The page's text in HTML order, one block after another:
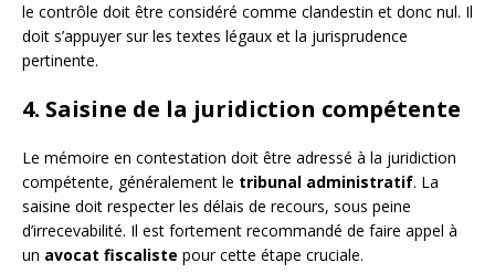
le contrôle doit être considéré comme clandestin et donc nul. Il
doit s’appuyer sur les textes légaux et la jurisprudence
pertinente.
4. Saisine de la juridiction compétente
Le mémoire en contestation doit être adressé à la juridiction
compétente, généralement le tribunal administratif. La
saisine doit respecter les délais de recours, sous peine
d’irrecevabilité. Il est fortement recommandé de faire appel à
un avocat fiscaliste pour cette étape cruciale.